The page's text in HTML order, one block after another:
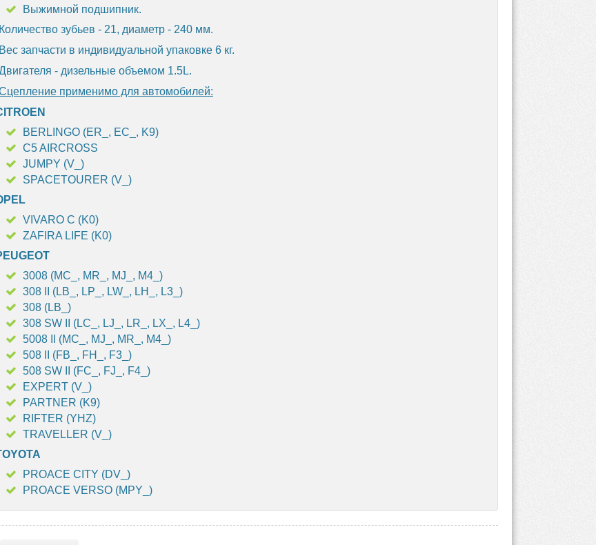
Выжимной подшипник.
Количество зубьев - 21, диаметр - 240 мм.
Вес запчасти в индивидуальной упаковке 6 кг.
- дизельные объемом 1.5L.
применимо для автомобилей:
BERLINGO (ER_, EC_, K9)
C5 AIRCROSS
JUMPY (V_)
SPACETOURER (V_)
VIVARO C (K0)
ZAFIRA LIFE (K0)
3008 (MC_, MR_, MJ_, M4_)
308 II (LB_, LP_, LW_, LH_, L3_)
308 (LB_)
308 SW II (LC_, LJ_, LR_, LX_, L4_)
5008 II (MC_, MJ_, MR_, M4_)
508 II (FB_, FH_, F3_)
508 SW II (FC_, FJ_, F4_)
EXPERT (V_)
PARTNER (K9)
RIFTER (YHZ)
TRAVELLER (V_)
PROACE CITY (DV_)
PROACE VERSO (MPY_)